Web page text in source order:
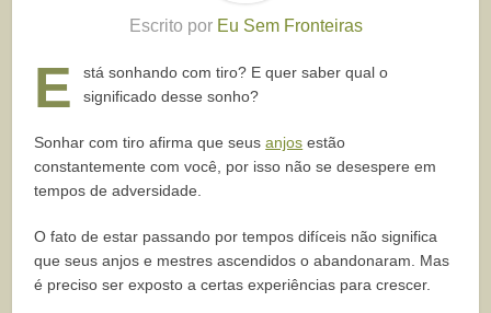
Escrito por Eu Sem Fronteiras
E
stá sonhando com tiro? E quer saber qual o
significado desse sonho?
Sonhar com tiro afirma que seusanjos estão
constantemente com você, por isso não se desespere em
tempos de adversidade.
O fato de estar passando por tempos difíceis não significa
que seus anjos e mestres ascendidos o abandonaram. Mas
é preciso ser exposto a certas experiências para crescer.